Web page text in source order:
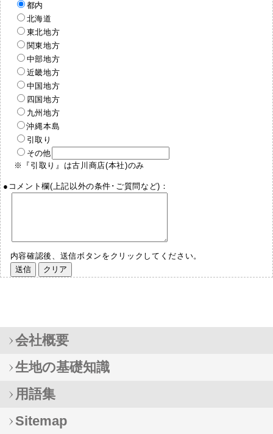
都内
北海道
東北地方
関東地方
中部地方
近畿地方
中国地方
四国地方
九州地方
沖縄本島
引取り
その他
※『引取り』は古川商店(本社)のみ
●コメント欄(上記以外の条件･ご質問など)：
内容確認後、送信ボタンをクリックしてください。
会社概要
生地の基礎知識
用語集
Sitemap